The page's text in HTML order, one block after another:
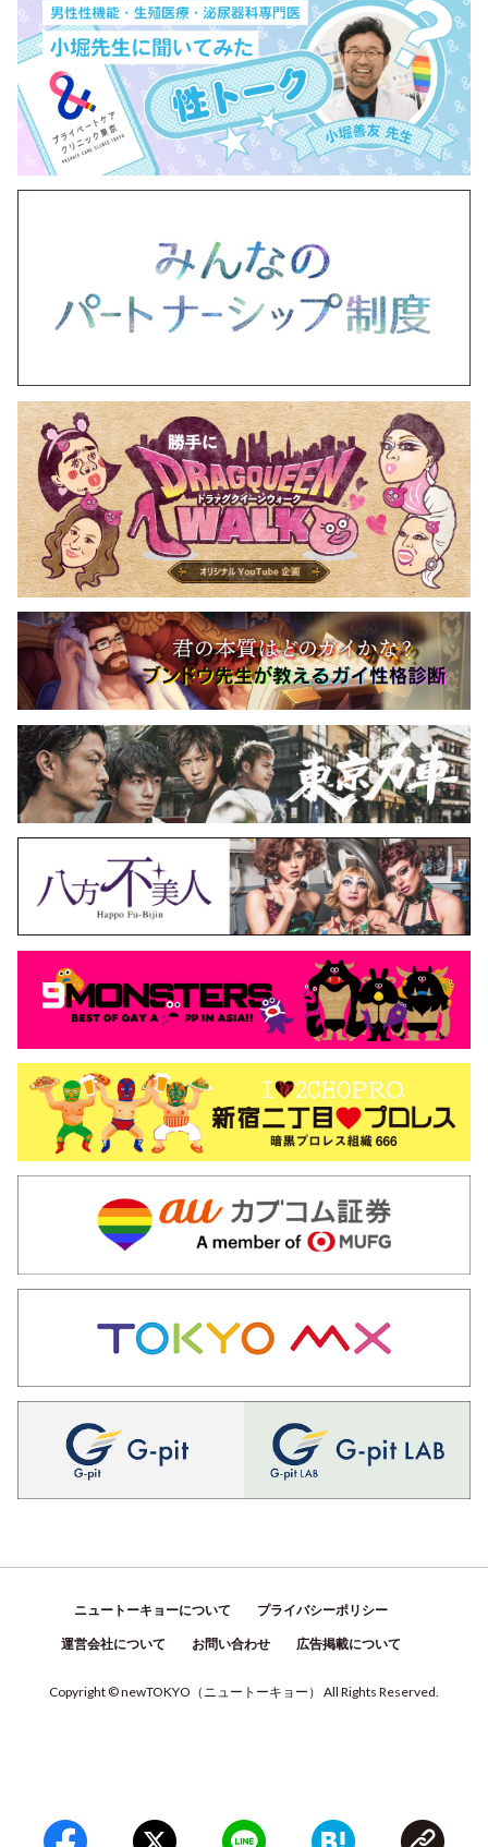
ニュートーキョーについて プライバシーポリシー
運営会社について お問い合わせ 広告掲載について
Copyright © newTOKYO （ ニュートーキョー ） All Rights Reserved.